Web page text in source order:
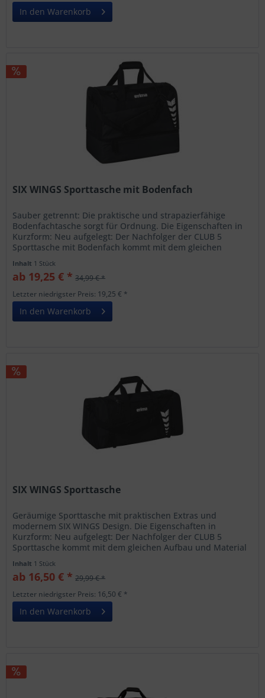
In den Warenkorb
SIX WINGS Sporttasche mit Bodenfach
Sauber getrennt: Die praktische und strapazierfähige
Bodenfachtasche sorgt für Ordnung. Die Eigenschaften in
Kurzform: Neu aufgelegt: Der Nachfolger der CLUB 5
Sporttasche mit Bodenfach kommt mit dem gleichen
Inhalt 1 Stück
ab 19,25 € * 34,99 € *
Letzter niedrigster Preis: 19,25 € *
In den Warenkorb
SIX WINGS Sporttasche
Geräumige Sporttasche mit praktischen Extras und
modernem SIX WINGS Design. Die Eigenschaften in
Kurzform: Neu aufgelegt: Der Nachfolger der CLUB 5
Sporttasche kommt mit dem gleichen Aufbau und Material
Inhalt 1 Stück
ab 16,50 € * 29,99 € *
Letzter niedrigster Preis: 16,50 € *
In den Warenkorb